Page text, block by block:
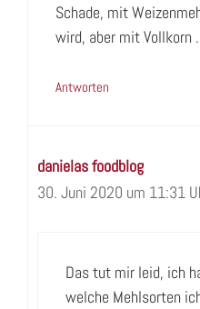
Schade, mit
wird, aber mit
Antworten
danielas foodblog
30. Juni 2020 um 11:31
Das tut mir leid, ich
welche Mehlsorten